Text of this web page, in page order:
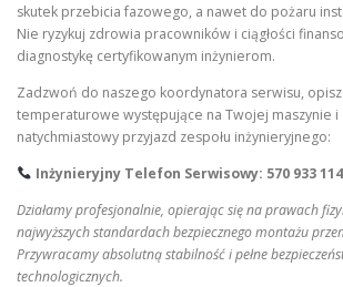
skutek przebicia fazowego, a nawet do pożaru
Nie ryzykuj zdrowia pracowników i ciągłości
diagnostykę certyfikowanym inżynierom.
Zadzwoń do naszego koordynatora serwisu,
temperaturowe występujące na Twojej maszynie i
natychmiastowy przyjazd zespołu inżynieryjnego:
Inżynieryjny Telefon Serwisowy: 570 933 114
Działamy profesjonalnie, opierając się na prawach
najwyższych standardach bezpiecznego montażu
Przywracamy absolutną stabilność i pełne
technologicznych.